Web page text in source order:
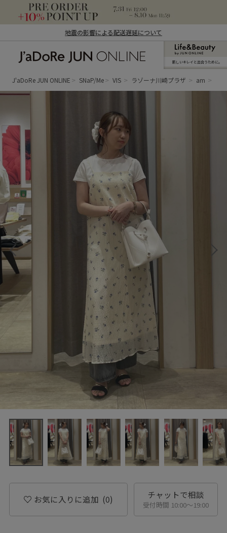
地震の影響による配送遅延について
ン オンライン）
新しいキレイと出合うために。
J'aDoRe JUN ONLINE SNaP/Me VIS ラゾーナ川崎プラザ am
お気に入りに追加 (0) チャットで相談
受付時間 10:00〜19:00